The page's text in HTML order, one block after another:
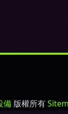
筑牢汛期通信“
備 版權所有